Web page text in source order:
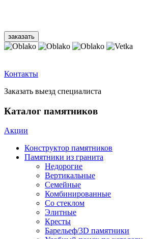
Контакты
Заказать выезд специалиста
Каталог памятников
Акции
Конструктор памятников
Памятники из гранита
Недорогие
Вертикальные
Семейные
Комбинированные
Со стеклом
Элитные
Кресты
Барельеф/3D памятники